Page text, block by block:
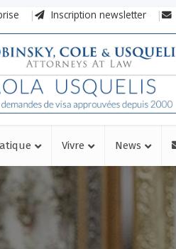
Inscription newsletter
Vivre News